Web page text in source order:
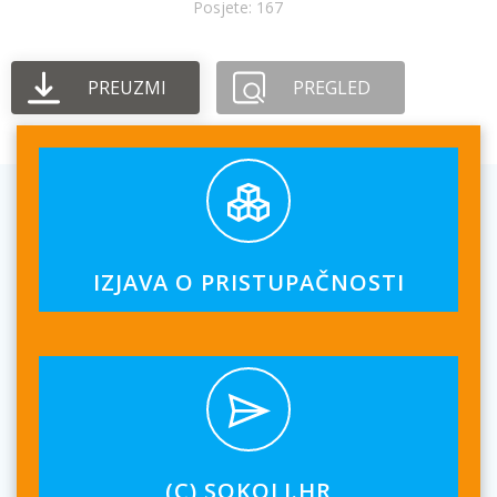
Posjete: 167
PREUZMI PREGLED
IZJAVA O PRISTUPAČNOSTI
(C) SOKOLI.HR